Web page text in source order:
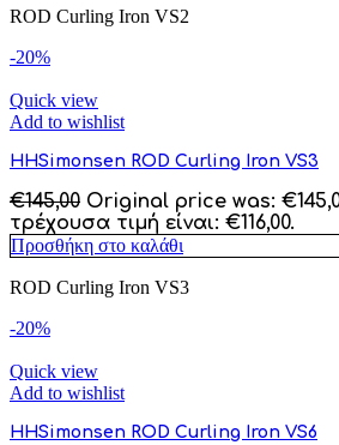
ROD Curling Iron VS2
-20%
Quick view
Add to wishlist
HHSimonsen ROD Curling Iron VS3
€145,00 Original price was:
τρέχουσα τιμή είναι: €116,00.
Προσθήκη στο καλάθι
ROD Curling Iron VS3
-20%
Quick view
Add to wishlist
HHSimonsen ROD Curling Iron VS6